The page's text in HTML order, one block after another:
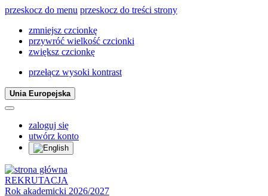
przeskocz do menu przeskocz do treści strony
zmniejsz czcionkę
przywróć wielkość czcionki
zwiększ czcionkę
przełącz wysoki kontrast
Unia Europejska
zaloguj się
utwórz konto
REKRUTACJA
Rok akademicki 2026/2027